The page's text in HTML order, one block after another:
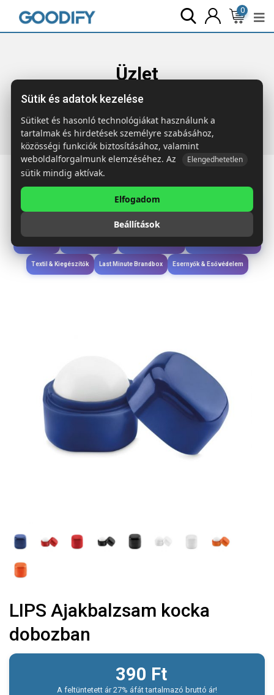
0
Üzlet
Főoldal Termékek Wellness & Ápolás
kocka dobozban
Étkezés & Ivás
Wellness & Ápolás
Textil & Kiegészítők Last Minute Brandbox Esernyők & Esővédelem
LIPS Ajakbalzsam kocka
dobozban
390 Ft
A feltüntetett ár 27% áfát tartalmazó bruttó ár!
Sütik és adatok kezelése
Sütiket és hasonló technológiákat használunk a
tartalmak és hirdetések személyre szabásához,
közösségi funkciók biztosításához, valamint
weboldalforgalmunk elemzéséhez. Az
Elengedhetetlen
sütik mindig aktívak.
Elfogadom
Beállítások